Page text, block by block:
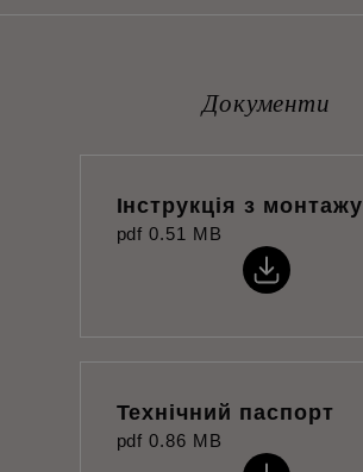
Документи
Інструкція з монтажу
pdf 0.51 MB
Технічний паспорт
pdf 0.86 MB